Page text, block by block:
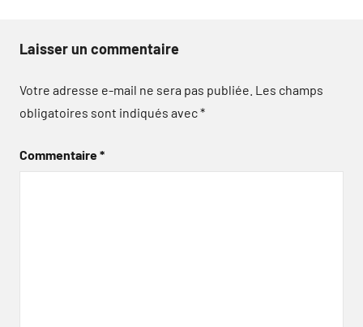
Laisser un commentaire
Votre adresse e-mail ne sera pas publiée. Les champs
obligatoires sont indiqués avec*
Commentaire*